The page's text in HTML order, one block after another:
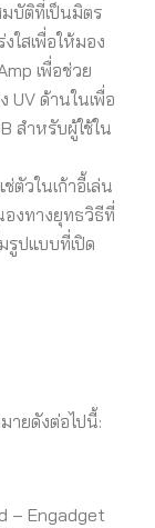
บัติที่เป็นมิตร
ใสเพื่อให้มอง
เพื่อช่วย
UV ด้านในเพื่อ
สำหรับผู้ใช้ใน
ตัวในเก้าอี้เล่น
งทางยุทธวิธีที่
รูปแบบที่เปิด
ายดังต่อไปนี้:
– Engadget